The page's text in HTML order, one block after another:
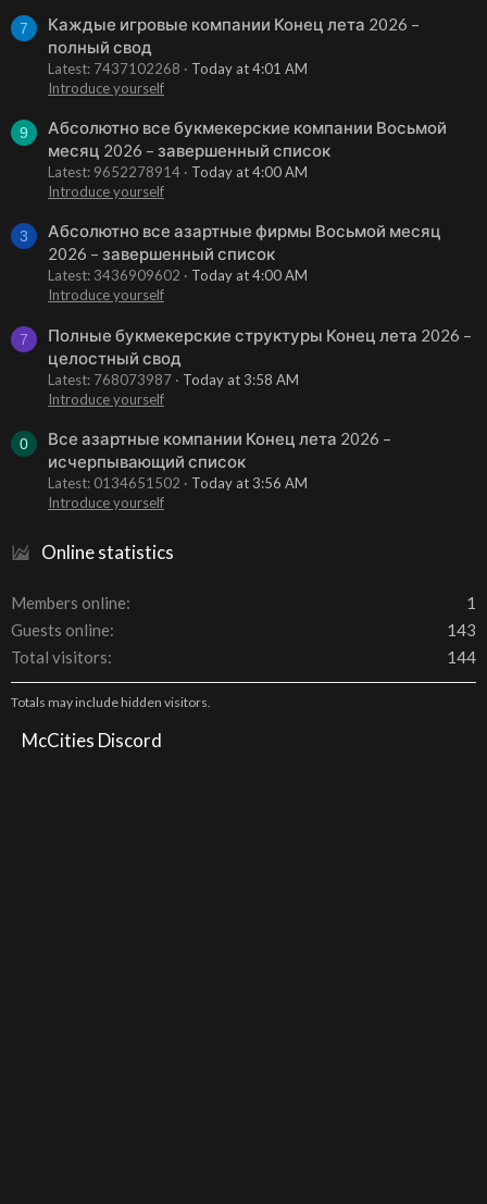
7
Каждые игровые компании Конец лета 2026 –
полный свод
Latest: 7437102268
Today at 4:01 AM
Introduce yourself
9
Абсолютно все букмекерские компании Восьмой
месяц 2026 – завершенный список
Latest: 9652278914
Today at 4:00 AM
Introduce yourself
3
Абсолютно все азартные фирмы Восьмой месяц
2026 – завершенный список
Latest: 3436909602
Today at 4:00 AM
Introduce yourself
7
Полные букмекерские структуры Конец лета 2026 –
целостный свод
Latest: 768073987
Today at 3:58 AM
Introduce yourself
0
Все азартные компании Конец лета 2026 –
исчерпывающий список
Latest: 0134651502
Today at 3:56 AM
Introduce yourself
Online statistics
Members online
1
Guests online
143
Total visitors
144
Totals may include hidden visitors.
McCities Discord